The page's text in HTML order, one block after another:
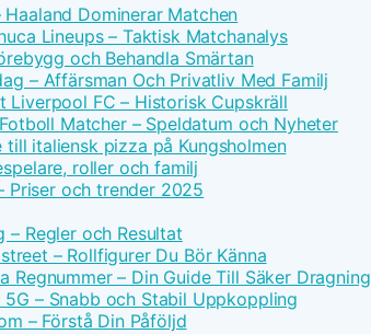
Dominerar Matchen
Lineups – Taktisk Matchanalys
och Behandla Smärtan
– Affärsman Och Privatliv Med Familj
Liverpool FC – Historisk Cupskräll
Matcher – Speldatum och Nyheter
till italiensk pizza på Kungsholmen
roller och familj
Priser och trender 2025
– Regler och Resultat
– Rollfigurer Du Bör Känna
Regnummer – Din Guide Till Säker Dragning
– Snabb och Stabil Uppkoppling
– Förstå Din Påföljd